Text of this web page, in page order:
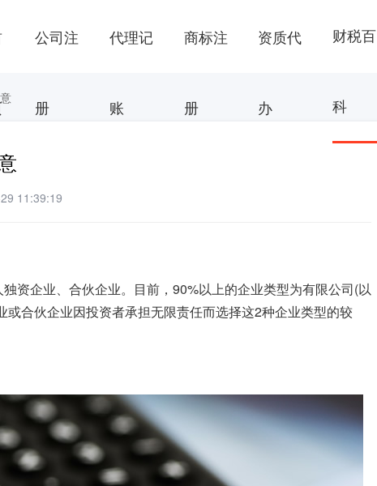
公司注
册
代理记
账
商标注
册
资质代
办
财税百
科
11:39:19
资企业、合伙企业。目前，90%以上的企业类型为有限公司(以
合伙企业因投资者承担无限责任而选择这2种企业类型的较